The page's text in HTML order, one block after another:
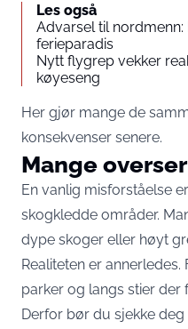
Les også
Advarsel til nordmenn:
ferieparadis
Nytt flygrep vekker
køyeseng
Her gjør mange de
konsekvenser senere.
Mange
En vanlig misforståelse
skogkledde områder.
dype skoger eller høyt
Realiteten er annerledes.
parker og langs stier der
Derfor bør du sjekke